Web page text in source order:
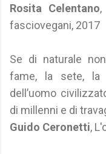
Rosita Celentano,
fasciovegani, 2017
Se di naturale
fame, la sete, la
dell’uomo
di millenni e di
Guido Ceronetti,